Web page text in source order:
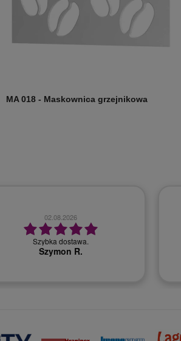
MA 018 - Maskownica grzejnikowa
bardzo dobry kontakt, szybka realizacja
zamówienia
Monika T.